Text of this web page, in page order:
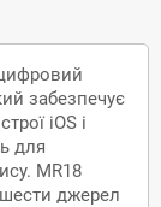
забезпечує
iOS і
для
MR18
джерел